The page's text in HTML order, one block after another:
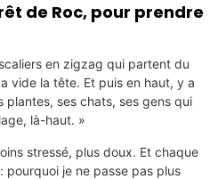
de Roc, pour prendre
en zigzag qui partent du
vide la tête. Et puis en haut, y a
plantes, ses chats, ses gens qui
là-haut. »
stressé, plus doux. Et chaque
pourquoi je ne passe pas plus